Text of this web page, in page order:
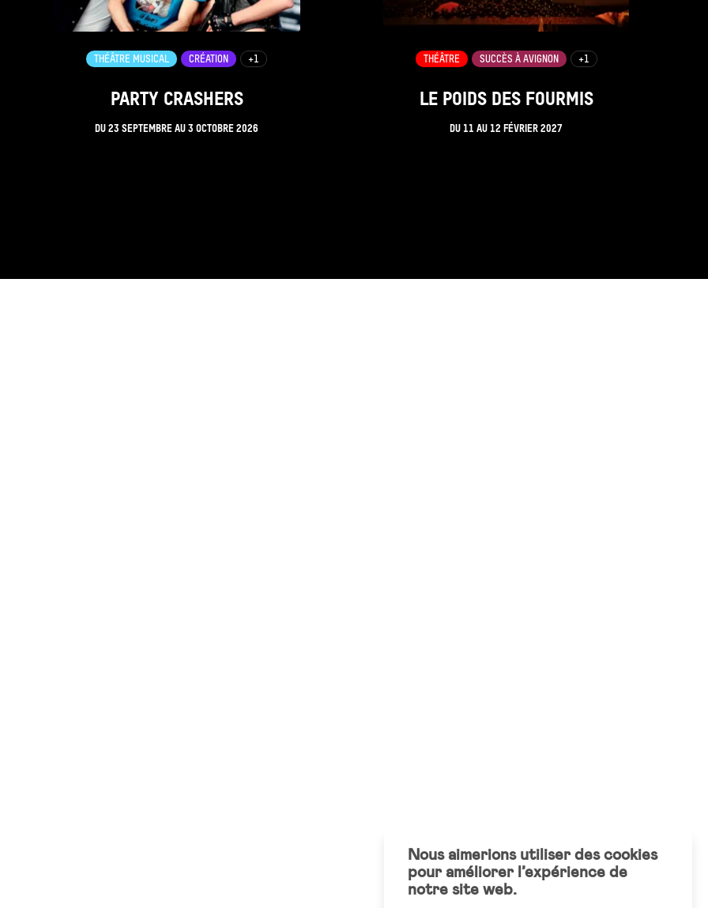
PARTY CRASHERS
DU23 SEPTEMBRE AU3 OCTOBRE 2026
THÉÂTRE MUSICAL CRÉATION +1
LE POIDS DES FOURMIS
DU 11 AU 12 FÉVRIER 2027
THÉÂTRE SUCCÈS À AVIGNON +1
Nous aimerions utiliser des cookies
pour améliorer l’expérience de
notre site web.